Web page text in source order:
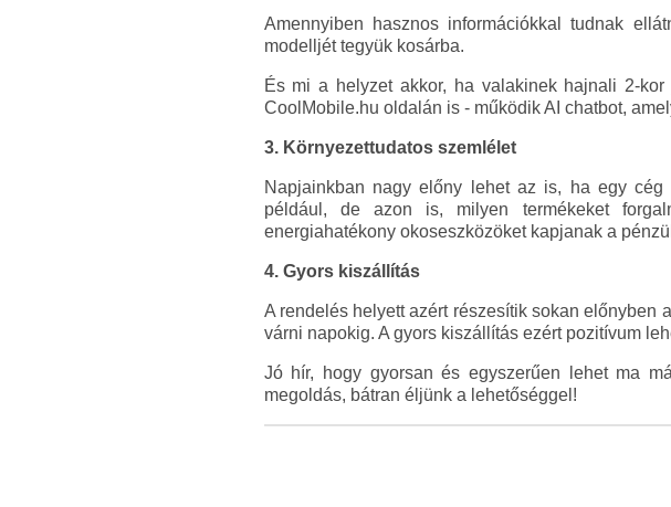
Amennyiben hasznos információkkal tudnak
modelljét tegyük kosárba.
És mi a helyzet akkor, ha valakinek hajnali 2-
CoolMobile.hu oldalán is - működik AI chatbot,
3. Környezettudatos szemlélet
Napjainkban nagy előny lehet az is, ha egy cég
például, de azon is, milyen termékeket
energiahatékony okoseszközöket kapjanak a
4. Gyors kiszállítás
A rendelés helyett azért részesítik sokan előnyben
várni napokig. A gyors kiszállítás ezért pozitívum
Jó hír, hogy gyorsan és egyszerűen lehet ma
megoldás, bátran éljünk a lehetőséggel!